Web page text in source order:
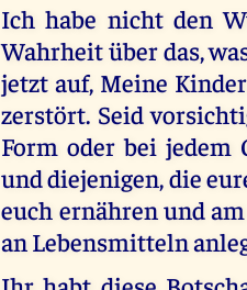
Ich habe nicht den
Wahrheit über das,
jetzt auf, Meine
zerstört. Seid
Form oder bei jedem
und diejenigen, die
euch ernähren und
an Lebensmitteln